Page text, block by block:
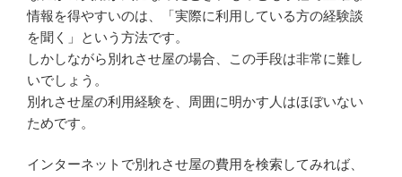
情報を得やすいのは、「実際に利用している方の経験談
を聞く」という方法です。
しかしながら別れさせ屋の場合、この手段は非常に難し
いでしょう。
別れさせ屋の利用経験を、周囲に明かす人はほぼいない
ためです。
インターネットで別れさせ屋の費用を検索してみれば、